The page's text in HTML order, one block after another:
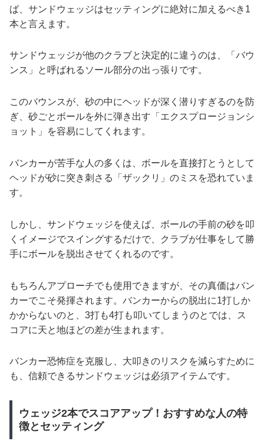
ば、サンドウェッジはセッティングに絶対に加えるべき1
本と言えます。
サンドウェッジが他のクラブと決定的に違うのは、「バウ
ンス」と呼ばれるソール部分の出っ張りです。
このバウンスが、砂の中にヘッドが深く潜りすぎるのを防
ぎ、砂ごとボールを外に弾き出す「エクスプロージョンシ
ョット」を容易にしてくれます。
バンカーが苦手な人の多くは、ボールを直接打とうとして
ヘッドが砂に突き刺さる「ザックリ」のミスを恐れていま
す。
しかし、サンドウェッジを使えば、ボールの手前の砂を叩
くイメージでスイングするだけで、クラブが仕事をして勝
手にボールを脱出させてくれるのです。
もちろんアプローチでも使用できますが、その真価はバン
カーでこそ発揮されます。バンカーからの脱出に1打しか
かからないのと、3打も4打も叩いてしまうのとでは、ス
コアに天と地ほどの差が生まれます。
バンカー恐怖症を克服し、大叩きのリスクを減らすために
も、信頼できるサンドウェッジは必須アイテムです。
ウェッジ2本でスコアアップ！おすすめな人の特
徴とセッティング